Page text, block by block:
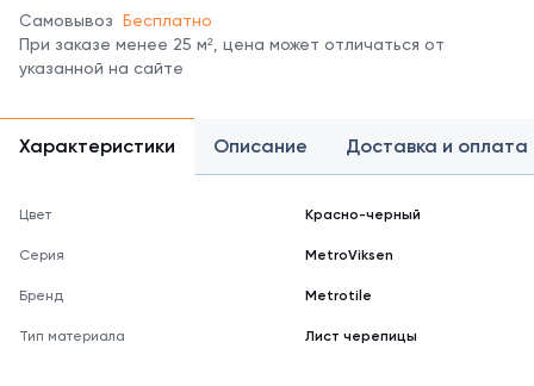
Самовывоз Бесплатно
При заказе менее 25 м², цена может отличаться от
указанной на сайте
Характеристики Описание Доставка и оплата
Цвет Красно-черный
Серия MetroViksen
Бренд Metrotile
Тип материала Лист черепицы